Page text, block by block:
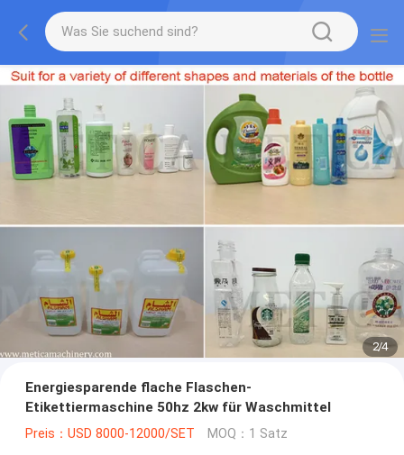
2/4
Energiesparende flache Flaschen-
Etikettiermaschine 50hz 2kw für Waschmittel
Preis：USD 8000-12000/SET MOQ：1 Satz